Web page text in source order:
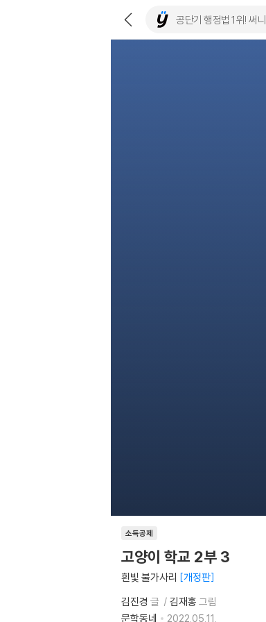
소득공제
고양이 학교 2부 3
흰빛 불가사리 개정판
김진경 글 김재홍 그림
문학동네
2022.05.11.